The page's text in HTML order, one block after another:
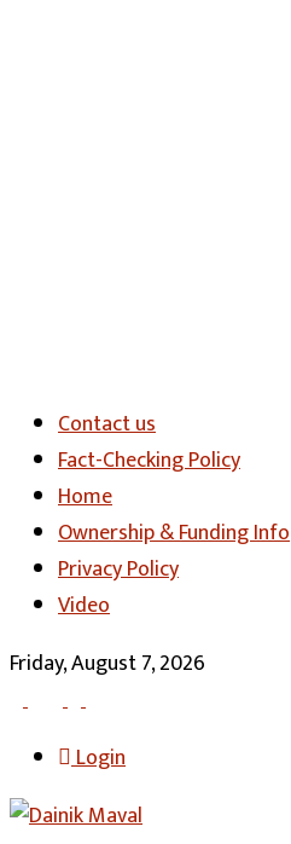
Contact us
Fact-Checking Policy
Home
Ownership & Funding Info
Privacy Policy
Video
Friday, August 7, 2026
Login